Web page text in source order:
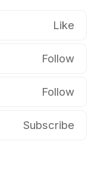
Like
Follow
Follow
Subscribe